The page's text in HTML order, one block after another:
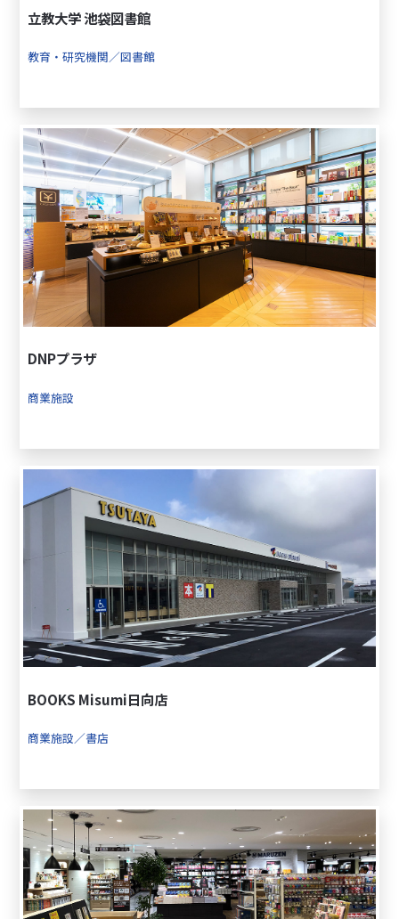
立教大学 池袋図書館
教育・研究機関／図書館
DNPプラザ
商業施設
BOOKS Misumi日向店
商業施設／書店